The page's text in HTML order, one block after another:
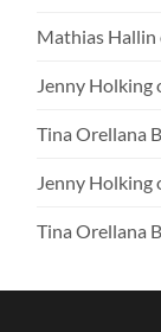
Mathias Hallin
Jenny Holking
Tina Orellana
Jenny Holking
Tina Orellana